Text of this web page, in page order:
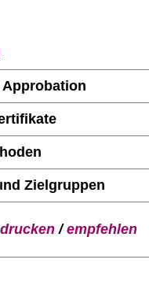
Zielgruppen
drucken/empfehlen